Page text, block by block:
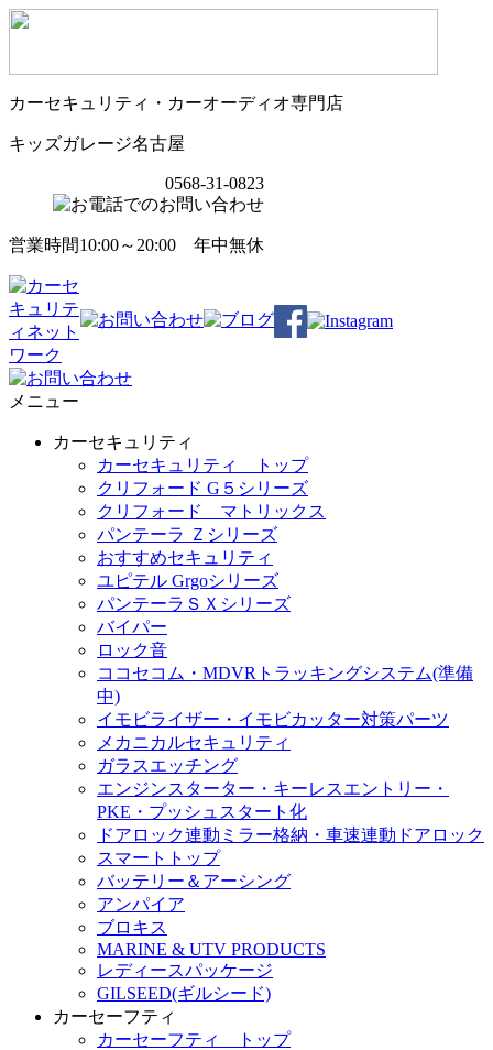
カーセキュリティ・カーオーディオ専門店
キッズガレージ名古屋
0568-31-0823
営業時間10:00～20:00 年中無休
メニュー
カーセキュリティ
カーセキュリティ トップ
クリフォード G５シリーズ
クリフォード マトリックス
パンテーラ Ｚシリーズ
おすすめセキュリティ
ユピテル Grgoシリーズ
パンテーラＳＸシリーズ
バイパー
ロック音
ココセコム・MDVRトラッキングシステム(準備
中)
イモビライザー・イモビカッター対策パーツ
メカニカルセキュリティ
ガラスエッチング
エンジンスターター・キーレスエントリー・
PKE・プッシュスタート化
ドアロック連動ミラー格納・車速連動ドアロック
スマートトップ
バッテリー＆アーシング
アンパイア
ブロキス
MARINE & UTV PRODUCTS
レディースパッケージ
GILSEED(ギルシード)
カーセーフティ
カーセーフティ トップ